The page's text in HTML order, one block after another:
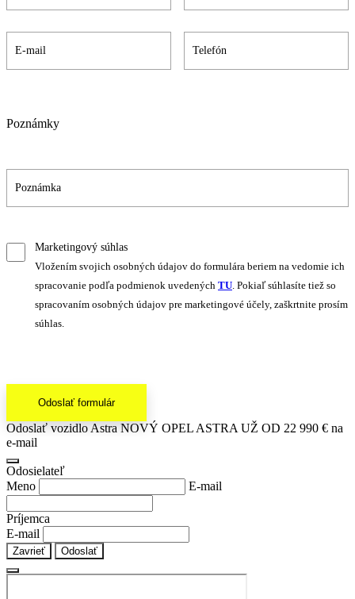
Poznámky
Marketingový súhlas
Vložením svojich osobných údajov do formulára beriem na vedomie ich
spracovanie podľa podmienok uvedených TU. Pokiaľ súhlasíte tiež so
spracovaním osobných údajov pre marketingové účely, zaškrtnite prosím
súhlas.
Odoslať formulár
Odoslať vozidlo Astra NOVÝ OPEL ASTRA UŽ OD 22 990 € na
e-mail
Odosielateľ
Meno
E-mail
Príjemca
E-mail
Zavrieť Odoslať